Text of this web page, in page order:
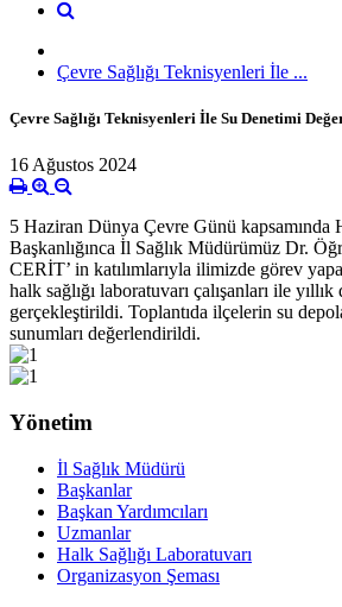
Çevre Sağlığı Teknisyenleri İle ...
Çevre Sağlığı Teknisyenleri İle Su Denetimi
16 Ağustos 2024
5 Haziran Dünya Çevre Günü kapsamında
Başkanlığınca İl Sağlık Müdürümüz Dr.
CERİT’ in katılımlarıyla ilimizde görev
halk sağlığı laboratuvarı çalışanları ile
gerçekleştirildi. Toplantıda ilçelerin su
sunumları değerlendirildi.
Yönetim
İl Sağlık Müdürü
Başkanlar
Başkan Yardımcıları
Uzmanlar
Halk Sağlığı Laboratuvarı
Organizasyon Şeması